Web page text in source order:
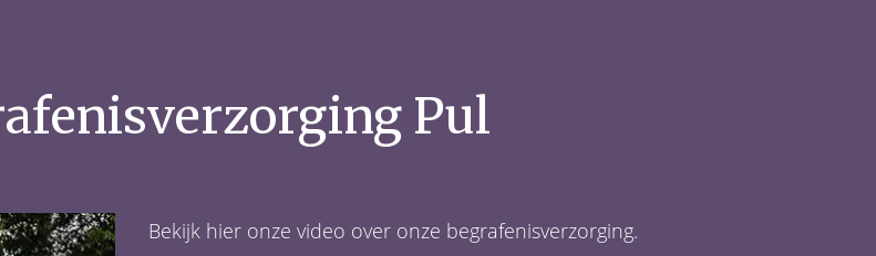
Pul
Bekijk hier onze video over onze begrafenisverzorging.